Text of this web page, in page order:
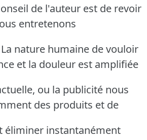
de l'auteur est de revoir
entretenons
nature humaine de vouloir
et la douleur est amplifiée
ou la publicité nous
des produits et de
éliminer instantanément